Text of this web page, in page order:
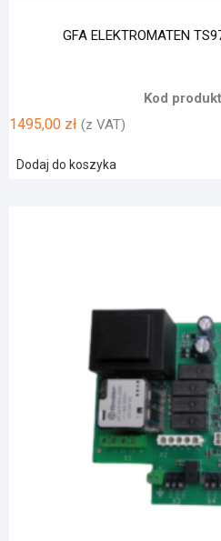
GFA ELEKTROMATEN
Kod
1495,00 zł (z VAT)
Dodaj do koszyka